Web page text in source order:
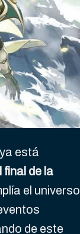
está
final de la
el universo
de este